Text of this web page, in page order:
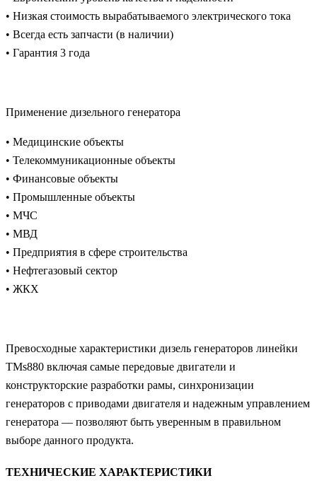
• Низкая стоимость вырабатываемого электрического тока
• Всегда есть запчасти (в наличии)
• Гарантия 3 года
Применение дизельного генератора
• Медицинские объекты
• Телекоммуникационные объекты
• Финансовые объекты
• Промышленные объекты
• МЧС
• МВД
• Предприятия в сфере строительства
• Нефтегазовый сектор
• ЖКХ
Превосходные характеристики дизель генераторов линейки
TMs880 включая самые передовые двигатели и
конструкторские разработки рамы, синхронизации
генераторов с приводами двигателя и надежным управлением
генератора — позволяют быть уверенным в правильном
выборе данного продукта.
ТЕХНИЧЕСКИЕ ХАРАКТЕРИСТИКИ